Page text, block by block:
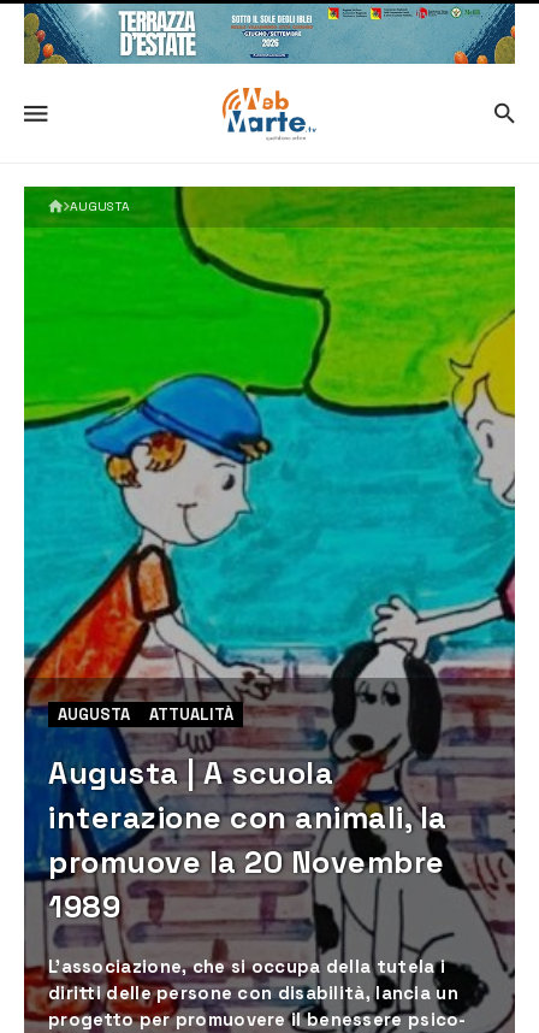
AUGUSTA
AUGUSTA ATTUALITÀ
Augusta | A scuola
interazione con animali, la
promuove la 20 Novembre
1989
L'associazione, che si occupa della tutela i
diritti delle persone con disabilità, lancia un
progetto per promuovere il benessere psico-